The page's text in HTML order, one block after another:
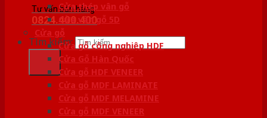
Tư vấn bán hàng
0824.400.400
Tìm kiếm:
Cửa thép vân gỗ
Cửa vân gỗ 5D
Cửa gỗ
Cửa gỗ công nghiệp HDF
Cửa Gỗ Hàn Quốc
Cửa gỗ HDF VENEER
Cửa gỗ MDF LAMINATE
Cửa gỗ MDF MELAMINE
Cửa gỗ MDF VENEER